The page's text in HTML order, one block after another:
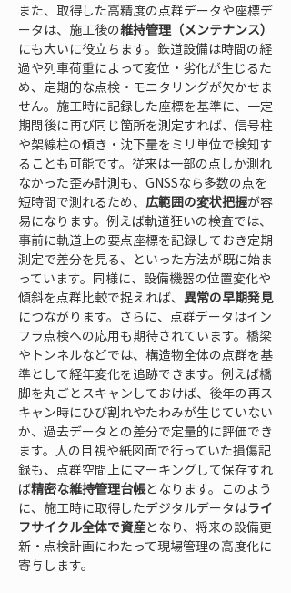
また、取得した高精度の点群データや座標デ
ータは、施工後の維持管理（メンテナンス）
にも大いに役立ちます。鉄道設備は時間の経
過や列車荷重によって変位・劣化が生じるた
め、定期的な点検・モニタリングが欠かせま
せん。施工時に記録した座標を基準に、一定
期間後に再び同じ箇所を測定すれば、信号柱
や架線柱の傾き・沈下量をミリ単位で検知す
ることも可能です。従来は一部の点しか測れ
なかった歪み計測も、GNSSなら多数の点を
短時間で測れるため、 広範囲の変状把握が容
易になります。例えば軌道狂いの検査では、
事前に軌道上の要点座標を記録しておき定期
測定で差分を見る、といった方法が既に始ま
っています。同様に、設備機器の位置変化や
傾斜を点群比較で捉えれば、 異常の早期発見
につながります。さらに、点群データはイン
フラ点検への応用も期待されています。橋梁
やトンネルなどでは、構造物全体の点群を基
準として経年変化を追跡できます。例えば橋
脚を丸ごとスキャンしておけば、後年の再ス
キャン時にひび割れやたわみが生じていない
か、過去データとの差分で定量的に評価でき
ます。人の目視や紙図面で行っていた損傷記
録も、点群空間上にマーキングして保存すれ
ば精密な維持管理台帳となります。このよう
に、施工時に取得したデジタルデータはライ
フサイクル全体で資産となり、将来の設備更
新・点検計画にわたって現場管理の高度化に
寄与します。